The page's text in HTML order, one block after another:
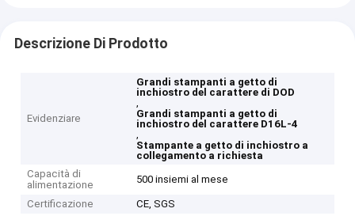
Descrizione Di Prodotto
Evidenziare
Grandi stampanti a getto di
inchiostro del carattere di DOD
,
Grandi stampanti a getto di
inchiostro del carattere D16L-4
,
Stampante a getto di inchiostro a
collegamento a richiesta
Capacità di
alimentazione
500 insiemi al mese
Certificazione
CE, SGS